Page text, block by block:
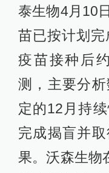
泰生物4月10
苗已按计划
疫苗接种后
测，主要分
定的12月持
完成揭盲并
果。沃森生物